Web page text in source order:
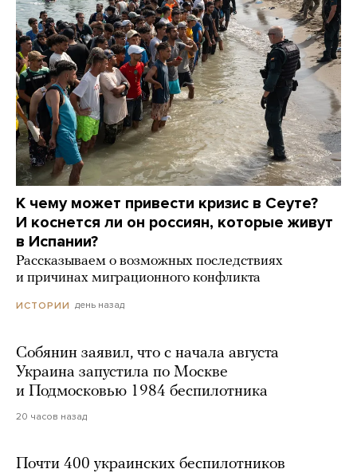
К чему может привести кризис в Сеуте?
И коснется ли он россиян, которые живут
в Испании?
Рассказываем о возможных последствиях
и причинах миграционного конфликта
ИСТОРИИ день назад
Собянин заявил, что с начала августа
Украина запустила по Москве
и Подмосковью 1984 беспилотника
20 часов назад
Почти 400 украинских беспилотников